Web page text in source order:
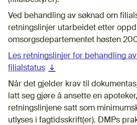
Ved behandling av søknad om
retningslinjer utarbeidet etter
omsorgsdepartementet høsten
Les retningslinjer for behandling
filialstatus (nedlastbar fil)
Når det gjelder krav til
latt seg gjøre å ansette en
retningslinjene satt som
utlyses i fagtidsskrift(er). DMPs